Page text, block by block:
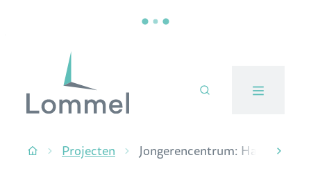
Naar inhoud
Stad Lommel
Startpagina
Projecten Jongerencentrum: Hangar3920